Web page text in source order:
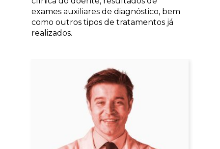
exames auxiliares de diagnóstico, bem
como outros tipos de tratamentos já
realizados.